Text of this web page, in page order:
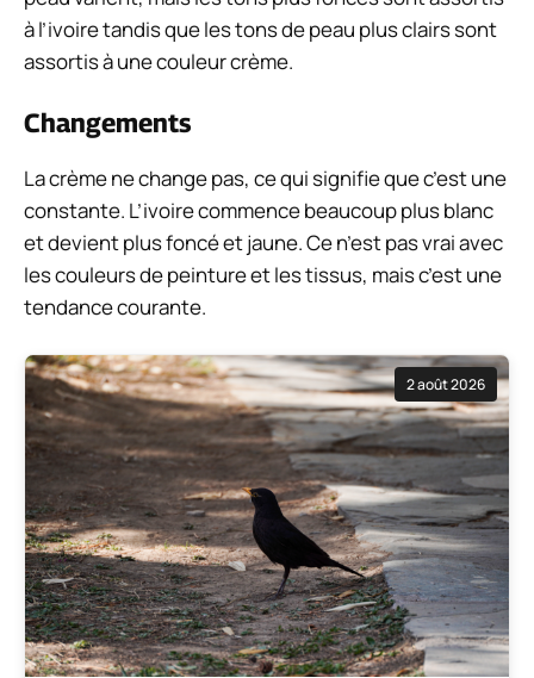
à l’ivoire tandis que les tons de peau plus clairs sont
assortis à une couleur crème.
Changements
La crème ne change pas, ce qui signifie que c’est une
constante. L’ivoire commence beaucoup plus blanc
et devient plus foncé et jaune. Ce n’est pas vrai avec
les couleurs de peinture et les tissus, mais c’est une
tendance courante.
2 août 2026